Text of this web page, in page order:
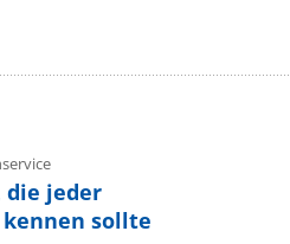
die jeder
sollte